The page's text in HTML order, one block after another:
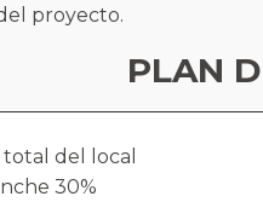
proyecto.
PLAN
total del local
30%